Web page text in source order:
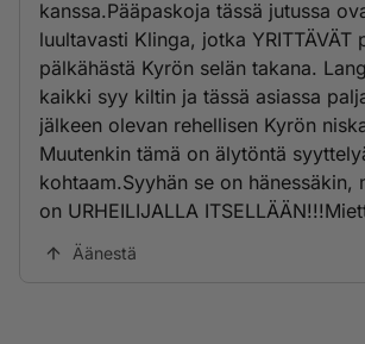
kanssa.Pääpaskoja tässä jutussa
luultavasti Klinga, jotka YRITTÄVÄT
pälkähästä Kyrön selän takana.
kaikki syy kiltin ja tässä asiassa
jälkeen olevan rehellisen Kyrön
Muutenkin tämä on älytöntä
kohtaam.Syyhän se on hänessäkin,
on URHEILIJALLA
Äänestä